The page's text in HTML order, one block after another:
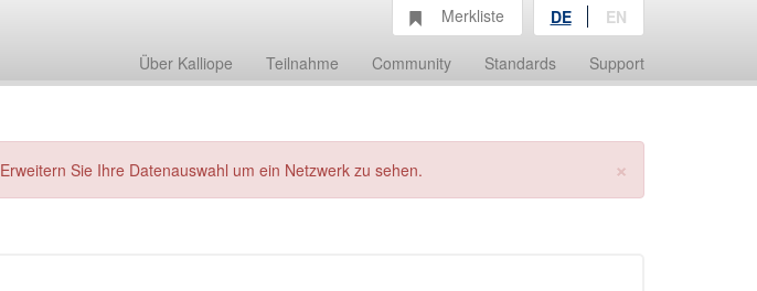
Über Kalliope Teilnahme Community Standards Support
Merkliste DE EN
×
Erweitern Sie Ihre Datenauswahl um ein Netzwerk zu sehen.